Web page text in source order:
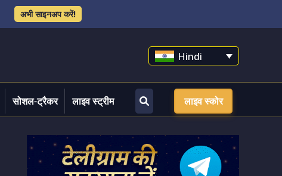
अभी साइनअप करें!
Hindi
सोशल-ट्रैकर लाइव स्ट्रीम लाइव स्कोर